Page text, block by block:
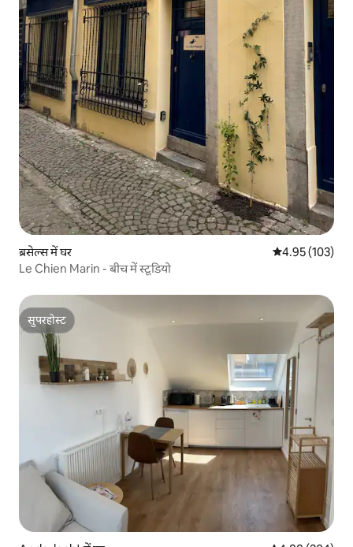
ब्रसेल्स में घर औसत रेटिंग 5 में से
4.95 (103)
Le Chien Marin - बीच में स्टूडियो
सुपरहोस्ट
सुपरहोस्ट